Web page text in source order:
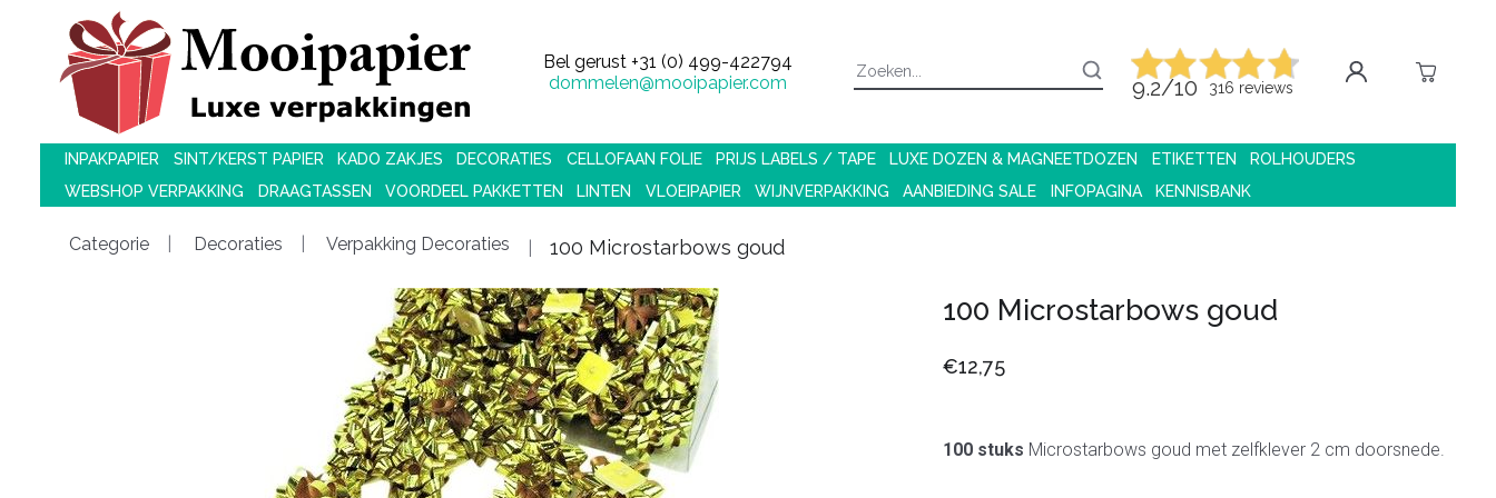
Bel gerust +31 (0) 499-422794
dommelen@mooipapier.com
9.2/10 316 reviews
INPAKPAPIER SINT/KERST PAPIER KADO ZAKJES DECORATIES CELLOFAAN FOLIE PRIJS LABELS / TAPE LUXE DOZEN & MAGNEETDOZEN ETIKETTEN
ROLHOUDERS
WEBSHOP VERPAKKING
DRAAGTASSEN VOORDEEL PAKKETTEN LINTEN VLOEIPAPIER WIJNVERPAKKING AANBIEDING SALE INFOPAGINA KENNISBANK
Categorie Decoraties Verpakking Decoraties 100 Microstarbows goud
100 Microstarbows goud
€12,75
100 stuks Microstarbows goud met zelfklever 2 cm doorsnede.